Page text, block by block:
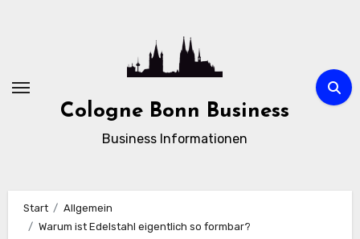
Cologne Bonn Business
Business Informationen
Start
Allgemein
Warum ist Edelstahl eigentlich so formbar?